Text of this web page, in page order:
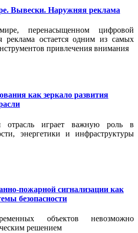
Вывески. Наружняя реклама
перенасыщенном цифровой
реклама остается одним из самых
привлечения внимания
как зеркало развития
отрасль играет важную роль в
энергетики и инфраструктуры
пожарной сигнализации как
безопасности
объектов невозможно
решением